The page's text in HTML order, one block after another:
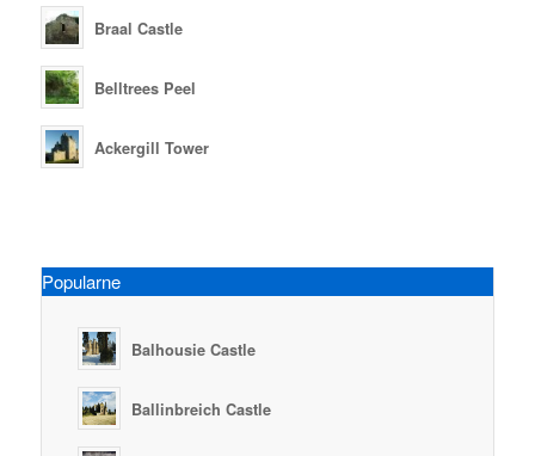
Braal Castle
Belltrees Peel
Ackergill Tower
Popularne
Balhousie Castle
Ballinbreich Castle